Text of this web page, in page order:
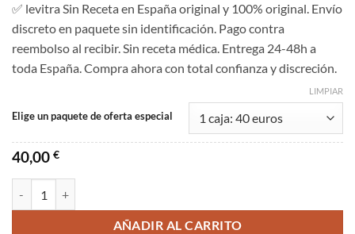
precios:
desde
40,00 €
hasta
✅ levitra Sin Receta en España original y 100% original. Envío
discreto en paquete sin identificación. Pago contra
reembolso al recibir. Sin receta médica. Entrega 24-48h a
toda España. Compra ahora con total confianza y discreción.
Elige un paquete de oferta especial
LIMPIAR
40,00 €
AÑADIR AL CARRITO